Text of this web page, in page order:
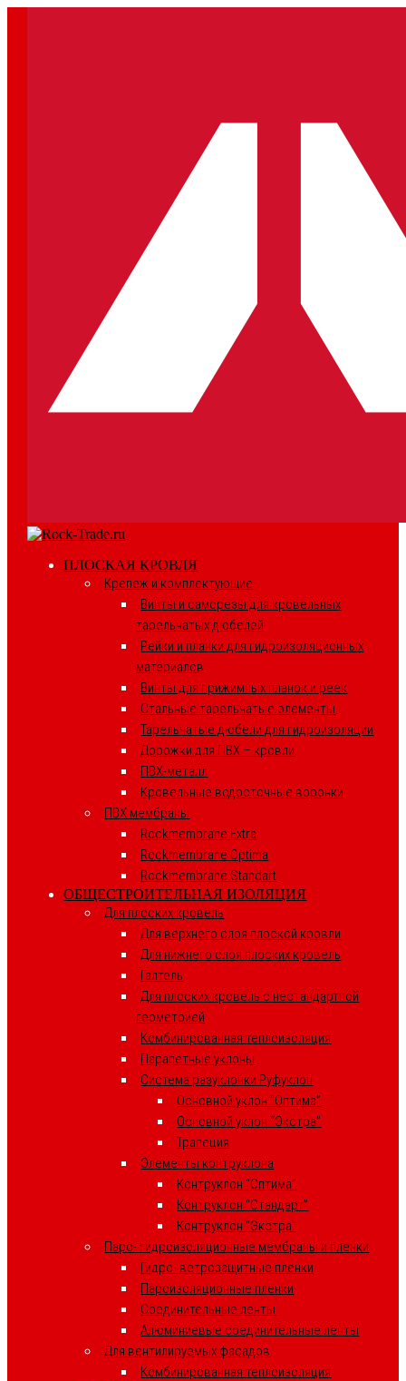
ПЛОСКАЯ КРОВЛЯ
Крепеж и комплектующие
Винты и саморезы для кровельных
тарельчатых дюбелей
Рейки и планки для гидроизоляционных
материалов
Винты для прижимных планок и реек
Стальные тарельчатые элементы
Тарельчатые дюбели для гидроизоляции
Дорожки для ПВХ – кровли
ПВХ-металл
Кровельные водосточные воронки
ПВХ мембраны
Rockmembrane Extra
Rockmembrane Optima
Rockmembrane Standart
ОБЩЕСТРОИТЕЛЬНАЯ ИЗОЛЯЦИЯ
Для плоских кровель
Для верхнего слоя плоской кровли
Для нижнего слоя плоских кровель
Галтель
Для плоских кровель с нестандартной
геометрией
Комбинированная теплоизоляция
Парапетные уклоны
Система разуклонки Руфуклон
Основной уклон “Оптима”
Основной уклон “Экстра”
Трапеция
Элементы контруклона
Контруклон “Оптима”
Контруклон “Стандарт”
Контруклон “Экстра”
Паро- гидроизоляционные мембраны и пленки
Гидро- ветрозащитные пленки
Пароизоляционные пленки
Соединительные ленты
Алюминиевые соединительные ленты
Для вентилируемых фасадов
Комбинированная теплоизоляция